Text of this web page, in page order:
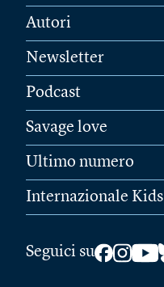
Autori
Newsletter
Podcast
Savage love
Ultimo numero
Internazionale Kids
Seguici su